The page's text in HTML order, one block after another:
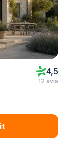
4,5
12 avis